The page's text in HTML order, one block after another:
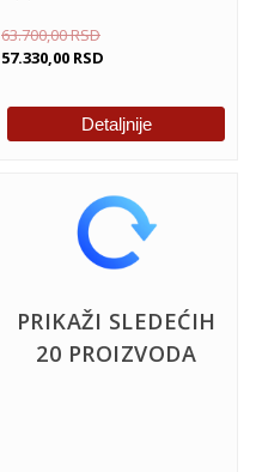
63.700,00RSD
57.330,00 RSD
Detaljnije
PRIKAŽI SLEDEĆIH
20 PROIZVODA